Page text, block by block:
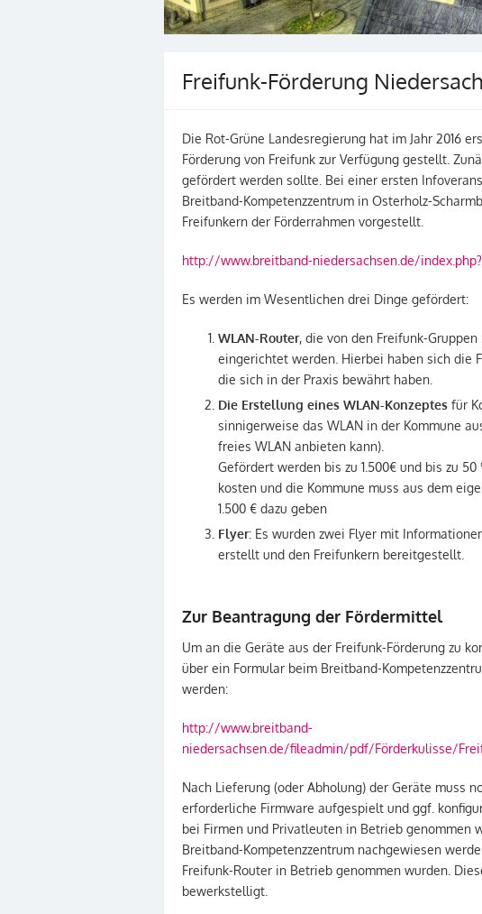
Freifunk-Förderung
Die Rot-Grüne Landesregierung hat im Jahr 2016
Förderung von Freifunk zur Verfügung gestellt.
gefördert werden sollte. Bei einer ersten
Breitband-Kompetenzzentrum in Osterholz-
Freifunkern der Förderrahmen vorgestellt.
http://www.breitband-niedersachsen.de/
Es werden im Wesentlichen drei Dinge gefördert:
WLAN-Router, die von den Freifunk-
eingerichtet werden. Hierbei haben sich die
die sich in der Praxis bewährt haben.
Die Erstellung eines WLAN-Konzeptes für
sinnigerweise das WLAN in der Kommune
freies WLAN anbieten kann).
Gefördert werden bis zu 1.500€ und bis zu
kosten und die Kommune muss aus dem
1.500 € dazu geben
Flyer: Es wurden zwei Flyer mit
erstellt und den Freifunkern bereitgestellt.
Zur Beantragung der Fördermittel
Um an die Geräte aus der Freifunk-Förderung zu
über ein Formular beim Breitband-
werden:
http://www.breitband-
niedersachsen.de/fileadmin/pdf/Förderkulisse/
Nach Lieferung (oder Abholung) der Geräte muss
erforderliche Firmware aufgespielt und ggf.
bei Firmen und Privatleuten in Betrieb genommen
Breitband-Kompetenzzentrum nachgewiesen
Freifunk-Router in Betrieb genommen wurden.
bewerkstelligt.